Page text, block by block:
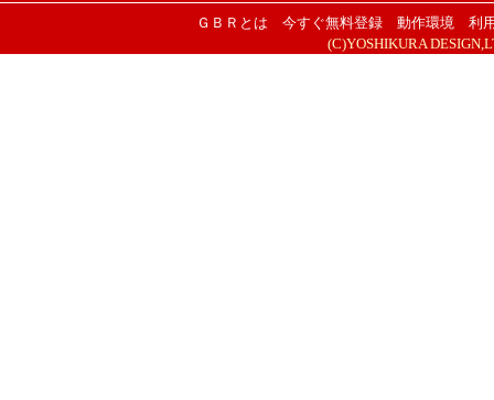
ＧＢＲとは 今すぐ無料登録 動作環境
利
(C)YOSHIKURA